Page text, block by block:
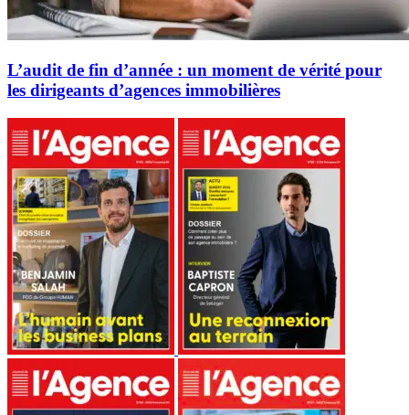
L’audit de fin d’année : un moment de vérité pour
les dirigeants d’agences immobilières